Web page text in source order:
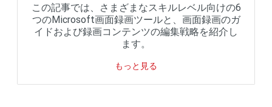
この記事では、さまざまなスキルレベル向けの6
つのMicrosoft画面録画ツールと、画面録画のガ
イドおよび録画コンテンツの編集戦略を紹介し
ます。
もっと見る